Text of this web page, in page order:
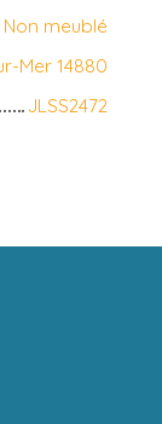
Non meublé
Mer 14880
JLSS2472